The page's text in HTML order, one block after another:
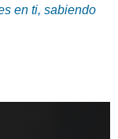
en ti, sabiendo